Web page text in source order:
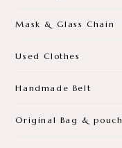
Mask & Glass Chain
Used Clothes
Handmade Belt
Original Bag & pouch